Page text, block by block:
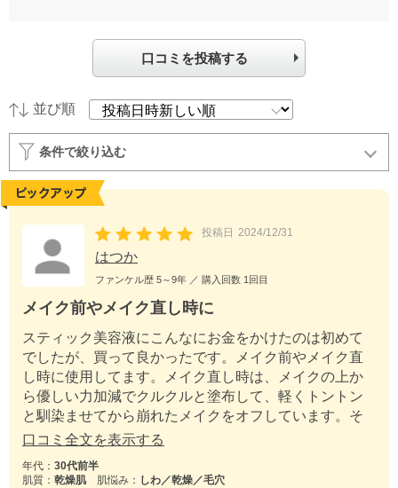
口コミを投稿する
並び順
条件で絞り込む
投稿日 2024/12/31
はつか
ファンケル歴 5～9年 ／ 購入回数 1回目
メイク前やメイク直し時に
スティック美容液にこんなにお金をかけたのは初めて
でしたが、買って良かったです。メイク前やメイク直
し時に使用してます。メイク直し時は、メイクの上か
ら優しい力加減でクルクルと塗布して、軽くトントン
と馴染ませてから崩れたメイクをオフしています。そ
の上からお直し用のファンデーションを重ねていま
がります。
口コミ全文を表示する
年代： 30代前半
肌質： 乾燥肌 肌悩み： しわ／乾燥／毛穴